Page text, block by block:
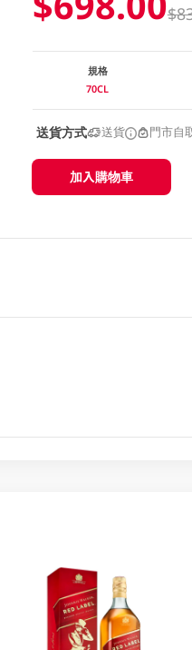
規格
70CL
送貨方式 送貨 門市自
加入購物車